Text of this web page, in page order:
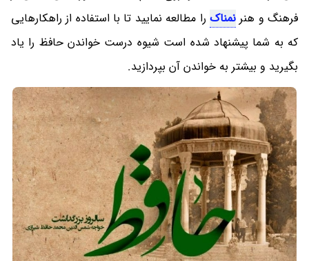
فرهنگ و هنرنمناک را مطالعه نمایید تا با استفاده از راهکارهایی
که به شما پیشنهاد شده است شیوه درست خواندن حافظ را یاد
بگیرید و بیشتر به خواندن آن بپردازید.